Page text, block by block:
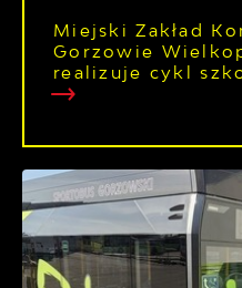
Miejski Zakład
Gorzowie
realizuje cykl